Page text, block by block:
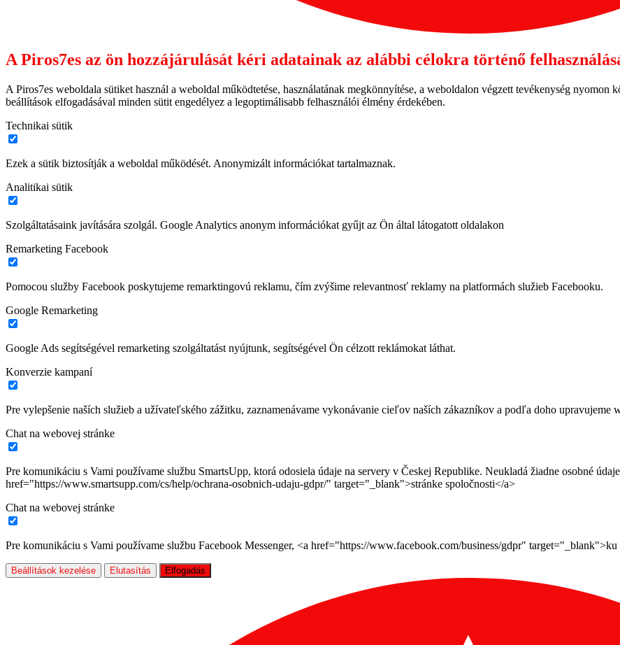
A Piros7es az ön hozzájárulását kéri adatainak az alábbi célokra történő
A Piros7es weboldala sütiket használ a weboldal működtetése, használatának megkönnyítése, a weboldalon végzett tevékenység nyomon
beállítások elfogadásával minden sütit engedélyez a legoptimálisabb felhasználói élmény érdekében.
Technikai sütik
Ezek a sütik biztosítják a weboldal működését. Anonymizált információkat tartalmaznak.
Analitikai sütik
Szolgáltatásaink javítására szolgál. Google Analytics anonym információkat gyűjt az Ön által látogatott oldalakon
Remarketing Facebook
Pomocou služby Facebook poskytujeme remarktingovú reklamu, čím zvýšime relevantnosť reklamy na platformách služieb Facebooku.
Google Remarketing
Google Ads segítségével remarketing szolgáltatást nyújtunk, segítségével Ön célzott reklámokat láthat.
Konverzie kampaní
Pre vylepšenie naších služieb a užívateľského zážitku, zaznamenávame vykonávanie cieľov naších zákazníkov a podľa doho
Chat na webovej stránke
Pre komunikáciu s Vami používame službu SmartsUpp, ktorá odosiela údaje na servery v Českej Republike. Neukladá žiadne osobné
href="https://www.smartsupp.com/cs/help/ochrana-osobnich-udaju-gdpr/" target="_blank">stránke spoločnosti</a>
Chat na webovej stránke
Pre komunikáciu s Vami používame službu Facebook Messenger, <a href="https://www.facebook.com/business/gdpr"
Beállítások kezelése Elutasítás Elfogadás